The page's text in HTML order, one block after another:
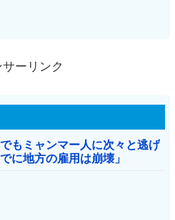
ーリンク
もミャンマー人に次々と逃げ
に地方の雇用は崩壊」